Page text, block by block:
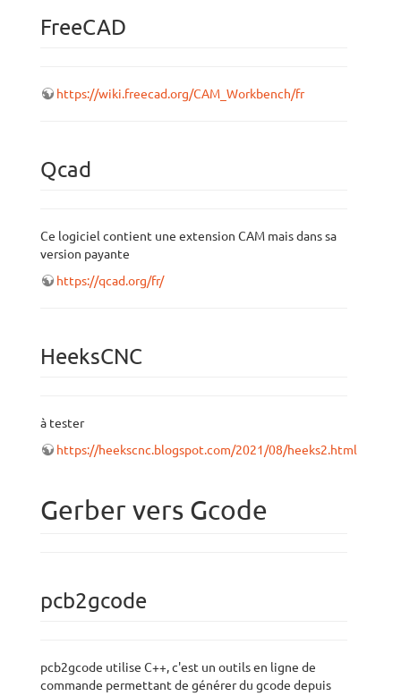
FreeCAD
https://wiki.freecad.org/CAM_Workbench/fr
Qcad
Ce logiciel contient une extension CAM mais dans sa
version payante
https://qcad.org/fr/
HeeksCNC
à tester
https://heekscnc.blogspot.com/2021/08/heeks2.html
Gerber vers Gcode
pcb2gcode
pcb2gcode utilise C++, c'est un outils en ligne de
commande permettant de générer du gcode depuis